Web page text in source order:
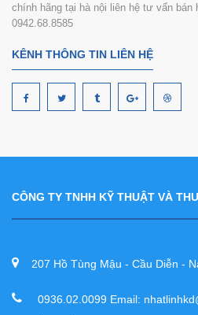
chính hãng tại hà nội liên hệ tư vấn bán
0942.68.8585
KÊNH THÔNG TIN LIÊN HỆ
CÔNG TY TNHH KỸ THUẬT VÀ
207 Hồ Tùng Mậu - Cầu Diễn -
0936.02.0099 Email: